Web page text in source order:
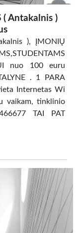
( Antakalnis )
), ĮMONIŲ
nuo 100 euru
. 1 PARA
Internetas Wi
vaikam, tinklinio
TAI PAT